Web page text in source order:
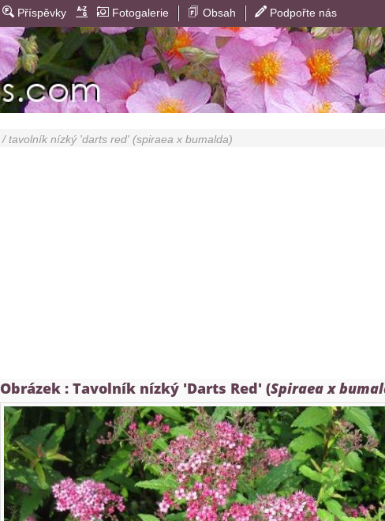
Příspěvky Fotogalerie Obsah Podpořte nás
/ tavolník nízký 'darts red' (spiraea x bumalda)
Obrázek : Tavolník nízký 'Darts Red' (Spiraea x